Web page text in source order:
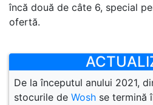
încă două de câte 6, special
ofertă.
De la începutul anului 2021,
stocurile de Wosh se termină